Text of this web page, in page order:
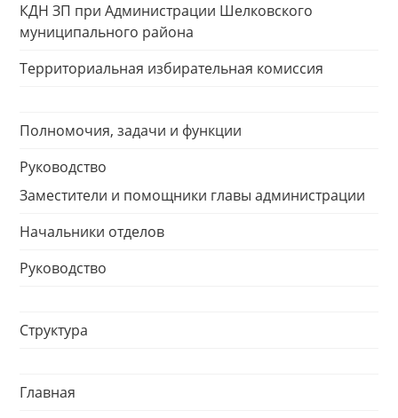
КДН ЗП при Администрации Шелковского
муниципального района
Территориальная избирательная комиссия
Полномочия, задачи и функции
Руководство
Заместители и помощники главы администрации
Начальники отделов
Руководство
Структура
Главная